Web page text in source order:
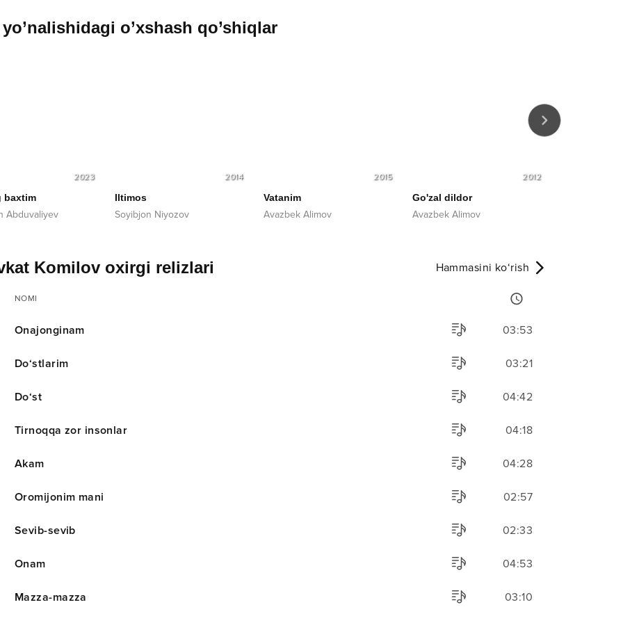
yo’nalishidagi o’xshash qo’shiqlar
2023
baxtim
Abduvaliyev
2014
Iltimos
Soyibjon Niyozov
2015
Vatanim
Avazbek Alimov
2012
Go'zal dildor
Avazbek Alimov
Komilov oxirgi relizlari Hammasini ko‘rish
NOMI
Onajonginam 03:53
Do‘stlarim 03:21
Do‘st 04:42
Tirnoqqa zor insonlar 04:18
Akam 04:28
Oromijonim mani 02:57
Sevib-sevib 02:33
Onam 04:53
Mazza-mazza 03:10